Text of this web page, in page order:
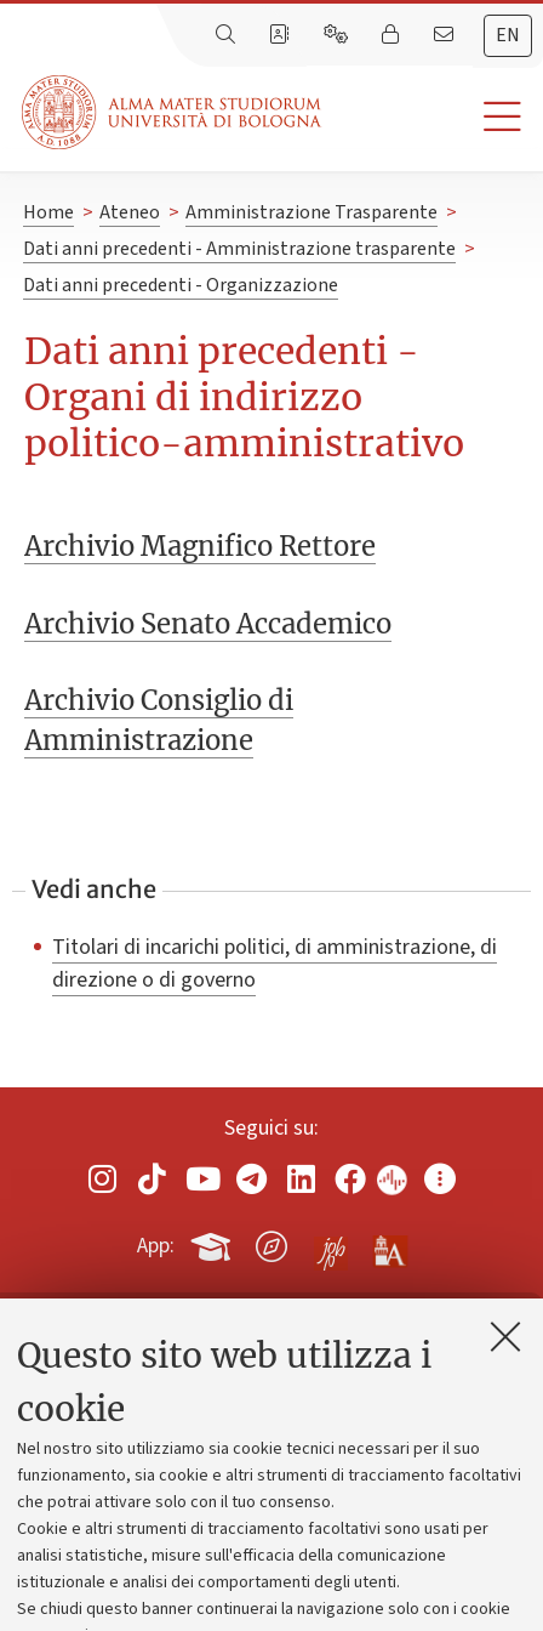
Questo sito web utilizza i
cookie
Nel nostro sito utilizziamo sia cookie tecnici necessari per il suo
funzionamento, sia cookie e altri strumenti di tracciamento facoltativi
che potrai attivare solo con il tuo consenso.
Cookie e altri strumenti di tracciamento facoltativi sono usati per
analisi statistiche, misure sull'efficacia della comunicazione
istituzionale e analisi dei comportamenti degli utenti.
Se chiudi questo banner continuerai la navigazione solo con i cookie
EN
Home > Ateneo > Amministrazione Trasparente >
Dati anni precedenti - Amministrazione trasparente >
Dati anni precedenti - Organizzazione
Dati anni precedenti -
Organi di indirizzo
politico-amministrativo
Archivio Magnifico Rettore
Archivio Senato Accademico
Archivio Consiglio di
Amministrazione
Vedi anche
Titolari di incarichi politici, di amministrazione, di
direzione o di governo
Seguici su:
App:
Contatti e PEC
Alumni community
Piano strategico
Bilanci
Donazioni e 5x1000